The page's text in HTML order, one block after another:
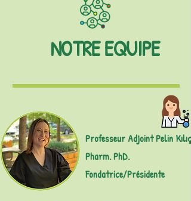
NOTRE EQUIPE
Professeur Adjoint Pelin Kılıç,
Pharm. PhD.
Fondatrice/Présidente